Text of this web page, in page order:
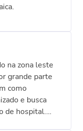
na zona leste
grande parte
como
e busca
de hospital.